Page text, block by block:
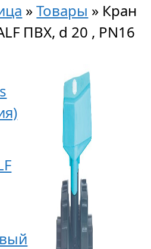
»Товары » Кран
ПВХ, d 20 , PN16